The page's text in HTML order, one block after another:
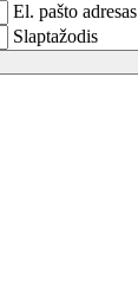
El. pašto adresas
Slaptažodis